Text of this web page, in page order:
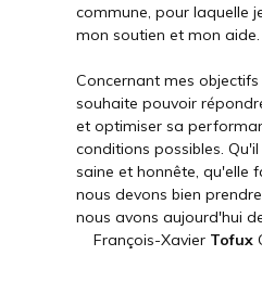
commune, pour laquelle
mon soutien et mon aide.
Concernant mes
souhaite pouvoir
et optimiser sa
conditions possibles.
saine et honnête, qu'elle
nous devons bien
nous avons aujourd'hui
François-Xavier Tofux